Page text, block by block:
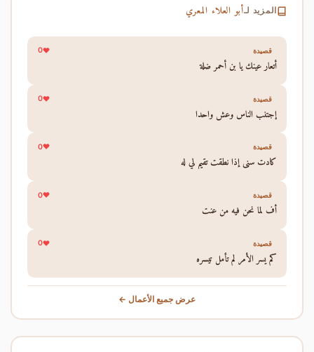
المزيد لـأبو العلاء المعري
قصيدة 0
أتعار عينك يا بن أحمر ضلة
قصيدة 0
إجتنب الناس وعش واحدا
قصيدة 0
كادت سني إذا نطقت تقيم لي له
قصيدة 0
أف لما نحن فيه من عنت
قصيدة 0
كم يسر الأمر لم تأمل تيسره
عرض جميع الأعمال ←